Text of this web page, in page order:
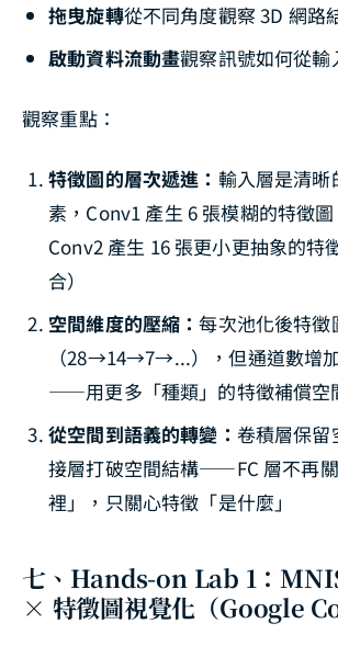
拖曳旋轉從不同角度觀察 3D 網路
啟動資料流動畫觀察訊號如何從輸
觀察重點：
特徵圖的層次遞進： 輸入層是清
素，Conv1 產生 6 張模糊的特徵圖
Conv2 產生 16 張更小更抽象的特
合）
空間維度的壓縮：每次池化後特徵
（28→14→7→...），但通道數增
——用更多「種類」的特徵補償空
從空間到語義的轉變： 卷積層保留
接層打破空間結構——FC 層不再
裡」，只關心特徵「是什麼」
七、Hands-on Lab 1：
× 特徵圖視覺化（Google